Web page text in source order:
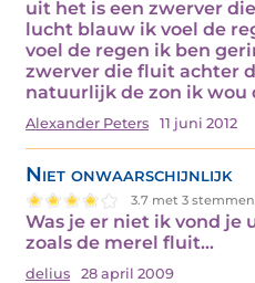
uit het is een zwerver
lucht blauw ik voel de
voel de regen ik ben
zwerver die fluit achter
natuurlijk de zon ik wou
Alexander Peters 11 juni 2012
Niet onwaarschijnlijk
3.7 met 3 stemmen
Was je er niet ik vond
zoals de merel fluit…
delius 28 april 2009